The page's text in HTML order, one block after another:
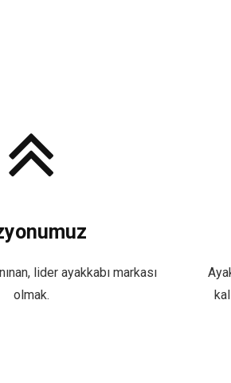
lider ayakkabı markası
olmak.